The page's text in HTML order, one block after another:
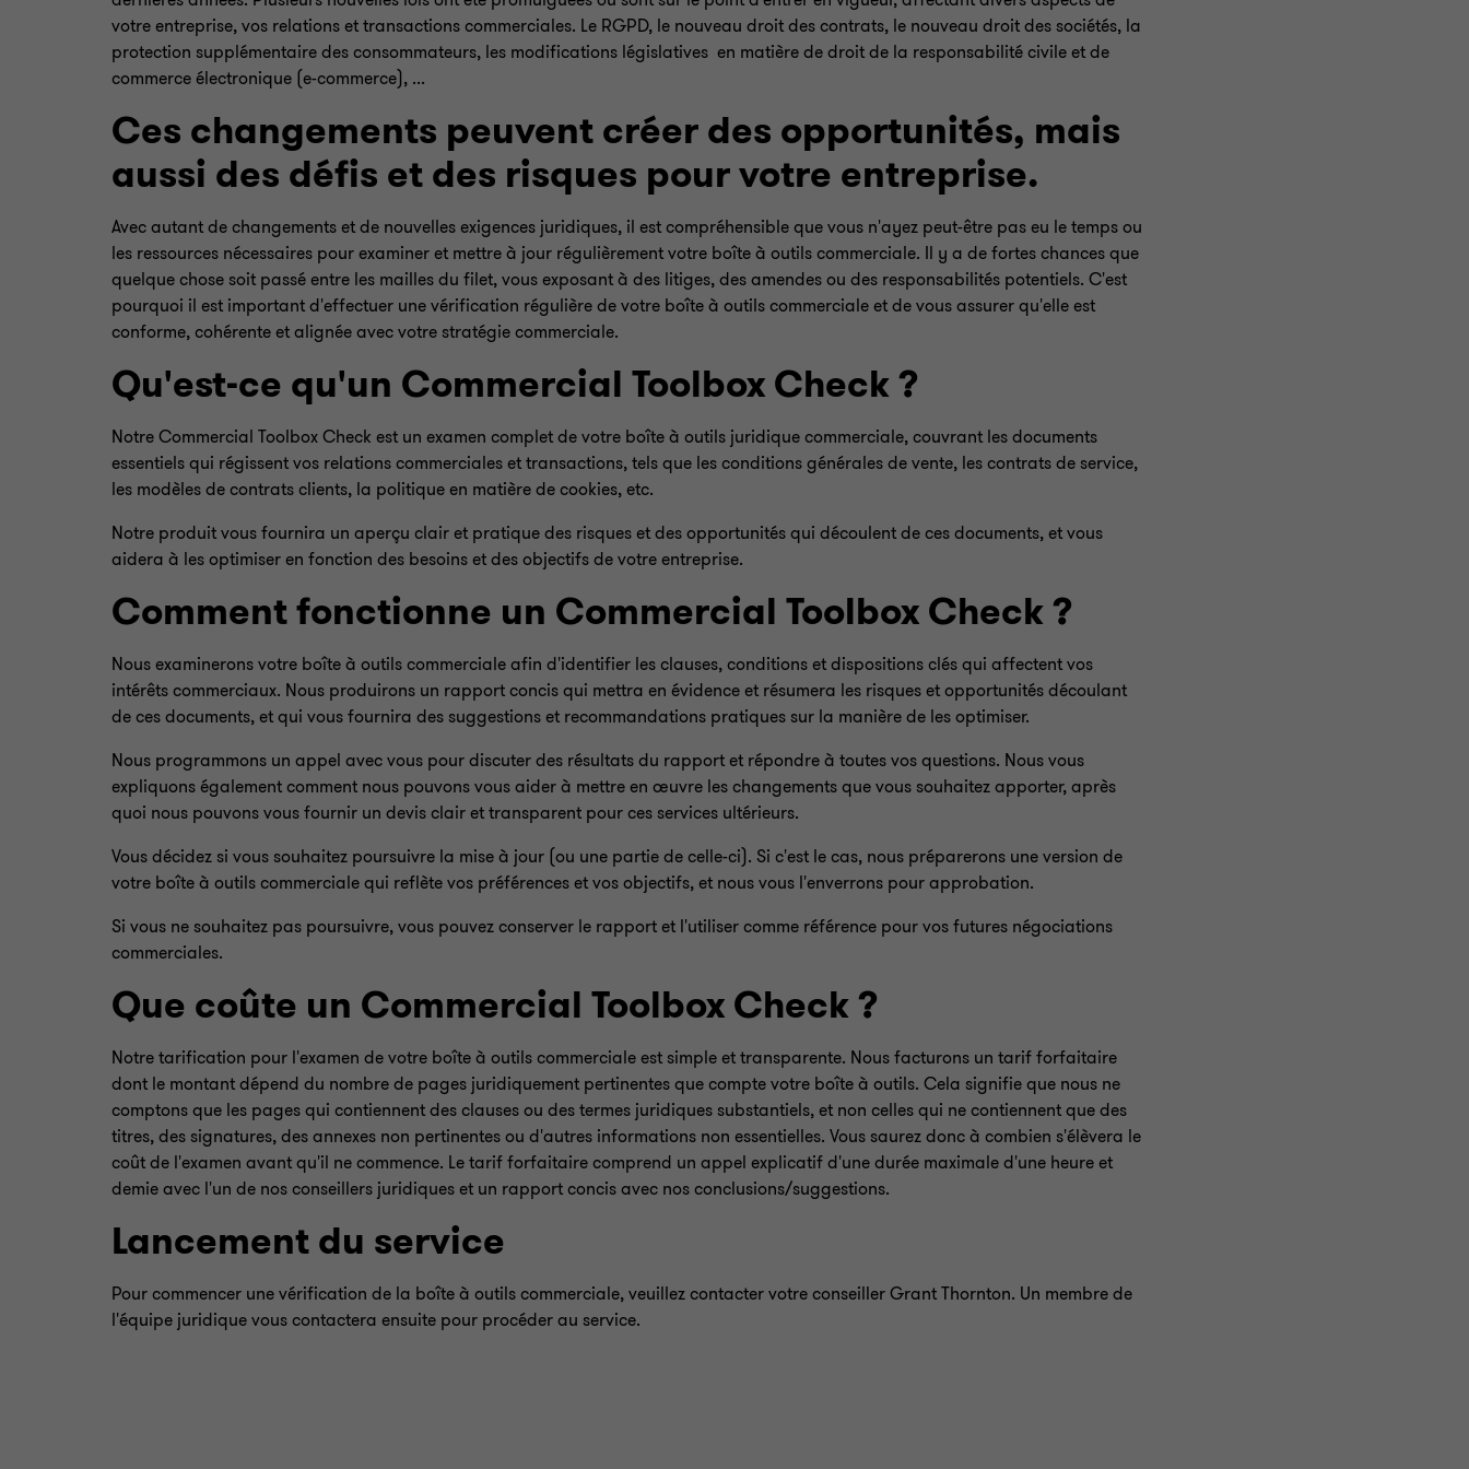
votre entreprise, vos relations et transactions commerciales. Le RGPD, le nouveau droit des contrats, le nouveau droit des sociétés, la
protection supplémentaire des consommateurs, les modifications législatives en matière de droit de la responsabilité civile et de
commerce électronique (e-commerce), ...
Ces changements peuvent créer des opportunités, mais
aussi des défis et des risques pour votre entreprise.
Avec autant de changements et de nouvelles exigences juridiques, il est compréhensible que vous n'ayez peut-être pas eu le temps ou
les ressources nécessaires pour examiner et mettre à jour régulièrement votre boîte à outils commerciale. Il y a de fortes chances que
quelque chose soit passé entre les mailles du filet, vous exposant à des litiges, des amendes ou des responsabilités potentiels. C'est
pourquoi il est important d'effectuer une vérification régulière de votre boîte à outils commerciale et de vous assurer qu'elle est
conforme, cohérente et alignée avec votre stratégie commerciale.
Qu'est-ce qu'un Commercial Toolbox Check ?
Notre Commercial Toolbox Check est un examen complet de votre boîte à outils juridique commerciale, couvrant les documents
essentiels qui régissent vos relations commerciales et transactions, tels que les conditions générales de vente, les contrats de service,
les modèles de contrats clients, la politique en matière de cookies, etc.
Notre produit vous fournira un aperçu clair et pratique des risques et des opportunités qui découlent de ces documents, et vous
aidera à les optimiser en fonction des besoins et des objectifs de votre entreprise.
Comment fonctionne un Commercial Toolbox Check ?
Nous examinerons votre boîte à outils commerciale afin d'identifier les clauses, conditions et dispositions clés qui affectent vos
intérêts commerciaux. Nous produirons un rapport concis qui mettra en évidence et résumera les risques et opportunités découlant
de ces documents, et qui vous fournira des suggestions et recommandations pratiques sur la manière de les optimiser.
Nous programmons un appel avec vous pour discuter des résultats du rapport et répondre à toutes vos questions. Nous vous
expliquons également comment nous pouvons vous aider à mettre en œuvre les changements que vous souhaitez apporter, après
quoi nous pouvons vous fournir un devis clair et transparent pour ces services ultérieurs.
Vous décidez si vous souhaitez poursuivre la mise à jour (ou une partie de celle-ci). Si c'est le cas, nous préparerons une version de
votre boîte à outils commerciale qui reflète vos préférences et vos objectifs, et nous vous l'enverrons pour approbation.
Si vous ne souhaitez pas poursuivre, vous pouvez conserver le rapport et l'utiliser comme référence pour vos futures négociations
commerciales.
Que coûte un Commercial Toolbox Check ?
Notre tarification pour l'examen de votre boîte à outils commerciale est simple et transparente. Nous facturons un tarif forfaitaire
dont le montant dépend du nombre de pages juridiquement pertinentes que compte votre boîte à outils. Cela signifie que nous ne
comptons que les pages qui contiennent des clauses ou des termes juridiques substantiels, et non celles qui ne contiennent que des
titres, des signatures, des annexes non pertinentes ou d'autres informations non essentielles. Vous saurez donc à combien s'élèvera le
coût de l'examen avant qu'il ne commence. Le tarif forfaitaire comprend un appel explicatif d'une durée maximale d'une heure et
demie avec l'un de nos conseillers juridiques et un rapport concis avec nos conclusions/suggestions.
Lancement du service
Pour commencer une vérification de la boîte à outils commerciale, veuillez contacter votre conseiller Grant Thornton. Un membre de
l'équipe juridique vous contactera ensuite pour procéder au service.